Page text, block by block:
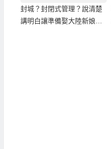
封城？封閉式管理？說清楚
講明白讓準備娶大陸新娘的